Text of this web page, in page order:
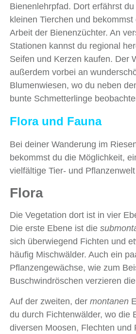
Bienenlehrpfad. Dort erfährst
kleinen Tierchen und
Arbeit der Bienenzüchter. An
Stationen kannst du regional
Seifen und Kerzen kaufen. Der
außerdem vorbei an
Blumenwiesen, wo du neben
bunte Schmetterlinge
Flora und Fauna
Bei deiner Wanderung im
bekommst du die Möglichkeit,
vielfältige Tier- und
Flora
Die Vegetation dort ist in vier
Die erste Ebene ist die
sich überwiegend Fichten und
häufig Mischwälder. Auch ein
Pflanzengewächse, wie zum
Buschwindröschen verzieren
Auf der zweiten, der montanen
du durch Fichtenwälder, wo die
diversen Moosen, Flechten und